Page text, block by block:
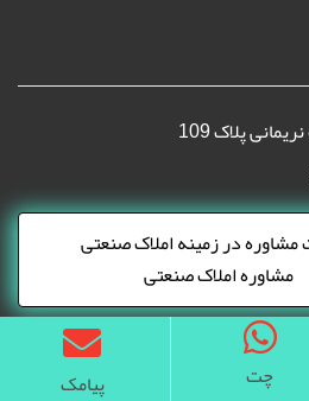
چت پیامک
مشاوره در زمینه املاک صنعتی
مشاوره املاک صنعتی
پلاک 109